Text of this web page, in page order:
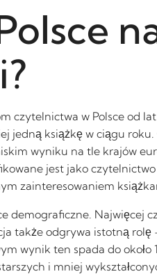
czytelnictwa w Polsce od
jedną książkę w ciągu
wyniku na tle krajów
jest jako
zainteresowaniem
demograficzne. Najwięcej
także odgrywa istotną
wynik ten spada do
i mniej